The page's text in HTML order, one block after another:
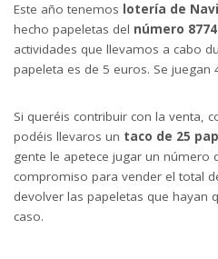
Este año tenemos lotería de
hecho papeletas del número
actividades que llevamos a cabo
papeleta es de 5 euros. Se juegan
Si queréis contribuir con la venta,
podéis llevaros un taco de 25
gente le apetece jugar un número
compromiso para vender el total
devolver las papeletas que hayan
caso.